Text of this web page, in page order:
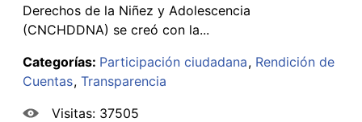
Derechos de la Niñez y Adolescencia
(CNCHDDNA) se creó con la...
Categorías: Participación ciudadana Rendición de
Cuentas Transparencia
Visitas: 37505